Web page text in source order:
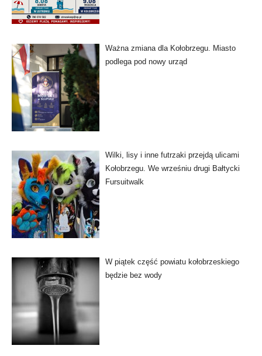
Ważna zmiana dla Kołobrzegu. Miasto
podlega pod nowy urząd
Wilki, lisy i inne futrzaki przejdą ulicami
Kołobrzegu. We wrześniu drugi Bałtycki
Fursuitwalk
W piątek część powiatu kołobrzeskiego
będzie bez wody